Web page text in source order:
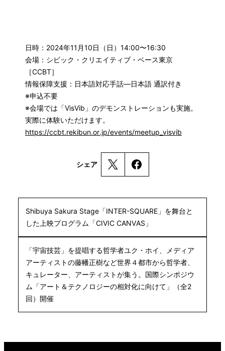
日時：2024年11月10日（日）14:00〜16:30
会場：シビック・クリエイティブ・ベース東京
［CCBT］
情報保障支援：日本語対応手話―日本語 通訳付き
※申込不要
※会場では「VisVib」のデモンストレーションも実施。
実際に体験いただけます。
https://ccbt.rekibun.or.jp/events/meetup_visvib
シェア
Shibuya Sakura Stage「INTER-SQUARE」を舞台と
した上映プログラム「CIVIC CANVAS」
「宇宙技芸」を提唱する哲学者ユク・ホイ、メディア
アーティストの藤幡正樹など世界４都市から哲学者、
キュレーター、アーティストが集う。国際シンポジウ
ム「アート＆テクノロジーの相対化に向けて」（全2
回）開催